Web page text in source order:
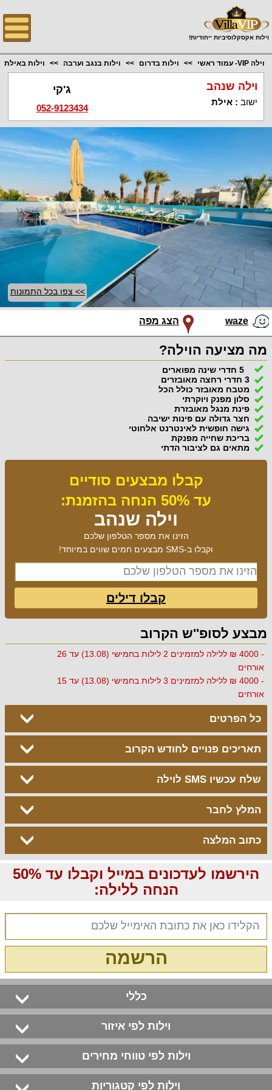
וילות אקסקלוסיביות ייחודיות!
וילה VIP- עמוד ראשי וילות בדרום וילות בנגב וערבה וילות באילת
וילה שנהב
ישוב :אילת
ג'קי
052-9123434
>> צפו בכל התמונות
waze הצג מפה
מה מציעה הוילה?
5 חדרי שינה מפוארים
3 חדרי רחצה מאובזרים
מטבח מאובזר כולל הכל
סלון מפנק ויוקרתי
פינת מנגל מאובזרת
חצר גדולה עם פינות ישיבה
גישה חופשית לאינטרנט אלחוטי
בריכת שחייה מפנקת
מתאים גם לציבור הדתי
קבלו מבצעים סודיים
עד 50% הנחה בהזמנת:
וילה שנהב
הזינו את מספר הטלפון שלכם
וקבלו ב-SMS מבצעים חמים שווים במיוחד!
קבלו דילים
מבצע לסופ''ש הקרוב
- 4000 ₪ ללילה למזמינים 2 לילות בחמישי (13.08) עד 26
אורחים
- 4000 ₪ ללילה למזמינים 3 לילות בחמישי (13.08) עד 15
אורחים
כל הפרטים
תאריכים פנויים לחודש הקרוב
שלח עכשיו SMS לוילה
המלץ לחבר
כתוב המלצה
הירשמו לעדכונים במייל וקבלו עד 50%
הנחה ללילה:
הרשמה
כללי
וילות לפי איזור
וילות לפי טווחי מחירים
וילות לפי קטגוריות